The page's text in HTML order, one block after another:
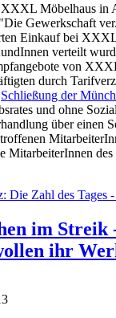
Möbelhaus in
Gewerkschaft
Einkauf bei
verteilt
von
durch
Schließung der
und ohne
über einen
MitarbeiterInnen
Die Zahl des Tages
im Streik
ihr